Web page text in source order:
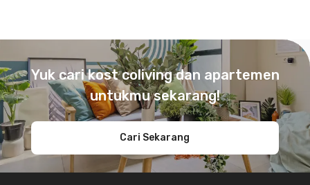
Yuk cari kost coliving dan apartemen
untukmu sekarang!
Cari Sekarang